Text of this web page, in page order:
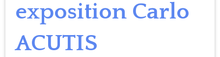
exposition Carlo
ACUTIS